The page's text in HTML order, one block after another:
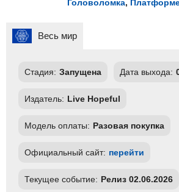
Головоломка,
Весь мир
Стадия: Запущена Дата выхода:
Издатель: Live Hopeful
Модель оплаты: Разовая покупка
Официальный сайт: перейти
Текущее событие: Релиз 02.06.2026